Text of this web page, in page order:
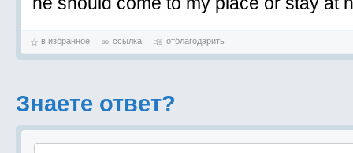
в избранное ссылка отблагодарить
Знаете ответ?